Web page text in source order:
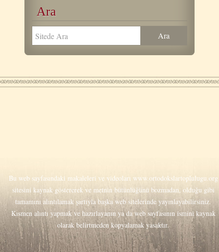
Ara
Bu web sayfasındaki makaleleri ve videoları www.ortodokslartoplulugu.org
sitesini kaynak göstererek ve metnin bütünlüğünü bozmadan, olduğu gibi
tamamını alıntılamak şartıyla başka web sitelerinde yayınlayabilirsiniz.
Kısmen alıntı yapmak ve hazırlayanın ya da web sayfasının ismini kaynak
olarak belirtmeden kopyalamak yasaktır.